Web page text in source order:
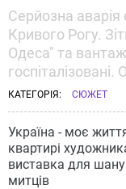
Серйозна аварія
Кривого Рогу.
Одеса" та
КАТЕГОРІЯ: СЮЖЕТ
Україна - моє
квартирі
виставка для
митців